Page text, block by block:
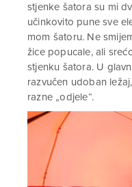
stjenke šatora su mi
učinkovito pune sve
mom šatoru. Ne
žice popucale, ali
stjenku šatora. U
razvučen udoban
razne „odjele“.